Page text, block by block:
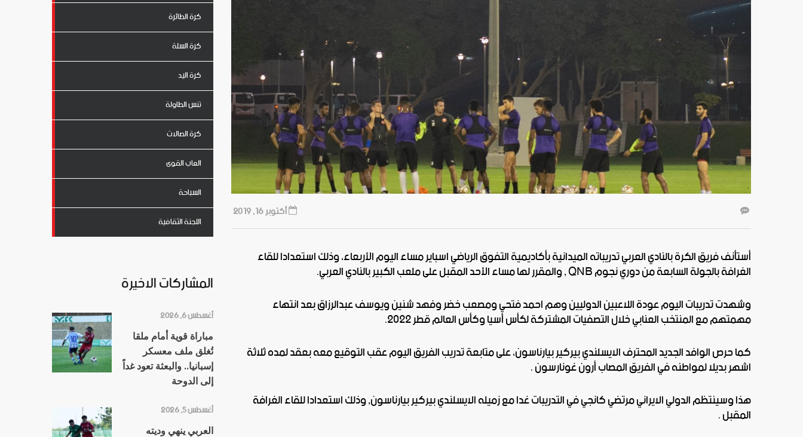
أكتوبر 16, 2019
أستأنف فريق الكرة بالنادي العربي تدريباته الميدانية بأكاديمية التفوق الرياضي اسباير مساء اليوم الأربعاء، وذلك استعدادا للقاء
الغرافة بالجولة السابعة من دوري نجوم QNB , والمقرر لها مساء الأحد المقبل على ملعب الكبير بالنادي العربي.
وشهدت تدريبات اليوم عودة اللاعبين الدوليين وهم احمد فتحي ومصعب خضر وفهد شنين ويوسف عبدالرزاق بعد انتهاء
مهمتهم مع المنتخب العنابي خلال التصفيات المشتركة لكأس أسيا وكأس العالم قطر ٢٠٢٢.
كما حرص الوافد الجديد المحترف الايسلندي بيركير بيارناسون، على متابعة تدريب الفريق اليوم عقب التوقيع معه بعقد لمده ثلاثة
اشهر بديلا لمواطنه في الفريق المصاب أرون غونارسون .
هذا وسينتظم الدولي الايراني مرتضي كانجي في التدريبات غدا مع زميله الايسلندي بيركير بيارناسون, وذلك استعدادا للقاء الغرافة
المقبل .
كرة الطائرة
كرة السلة
كرة اليد
تنس الطاولة
كرة الصالات
العاب القوى
السباحة
اللجنة الثقافية
المشاركات الاخيرة
أغسطس 6, 2026
مباراة قوية أمام ملقا
تُغلق ملف معسكر
إسبانيا.. والبعثة تعود غداً
إلى الدوحة
أغسطس 5, 2026
العربي ينهي وديته